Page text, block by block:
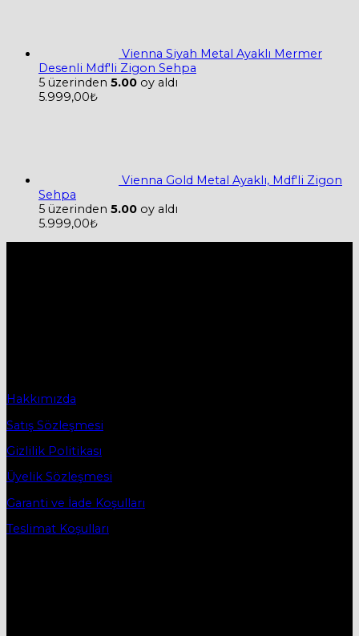
Vienna Siyah Metal Ayaklı Mermer
Desenli Mdf'li Zigon Sehpa
5 üzerinden 5.00 oy aldı
5.999,00₺
Vienna Gold Metal Ayaklı, Mdf'li Zigon
Sehpa
5 üzerinden 5.00 oy aldı
5.999,00₺
Hakkımızda
Satış Sözleşmesi
Gizlilik Politikası
Üyelik Sözleşmesi
Garanti ve İade Koşulları
Teslimat Koşulları